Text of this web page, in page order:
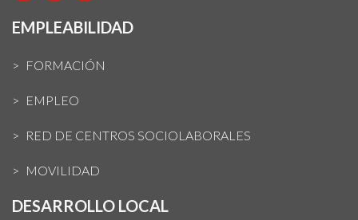
EMPLEABILIDAD
FORMACIÓN
EMPLEO
RED DE CENTROS SOCIOLABORALES
MOVILIDAD
DESARROLLO LOCAL